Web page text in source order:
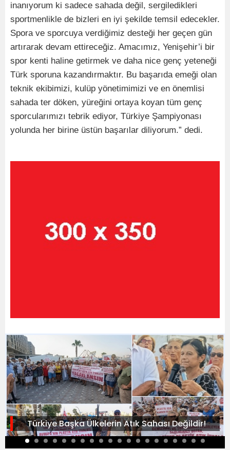
inanıyorum ki sadece sahada değil, sergiledikleri
sportmenlikle de bizleri en iyi şekilde temsil edecekler.
Spora ve sporcuya verdiğimiz desteği her geçen gün
artırarak devam ettireceğiz. Amacımız, Yenişehir’i bir
spor kenti haline getirmek ve daha nice genç yeteneği
Türk sporuna kazandırmaktır. Bu başarıda emeği olan
teknik ekibimizi, kulüp yönetimimizi ve en önemlisi
sahada ter döken, yüreğini ortaya koyan tüm genç
sporcularımızı tebrik ediyor, Türkiye Şampiyonası
yolunda her birine üstün başarılar diliyorum.” dedi.
Türkiye Başka Ülkelerin Atık Sahası Değildir!